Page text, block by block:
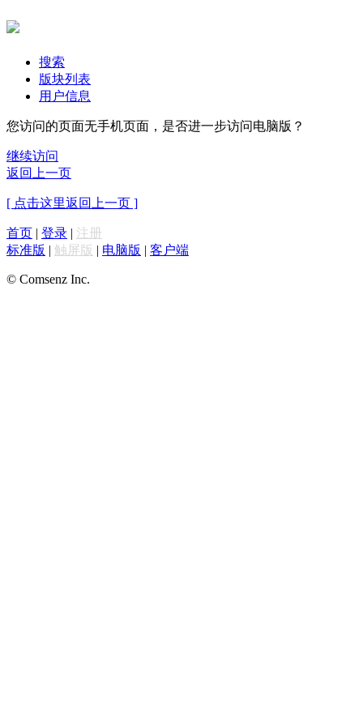
搜索
版块列表
用户信息
您访问的页面无手机页面，是否进一步访问电脑版？
继续访问
返回上一页
[ 点击这里返回上一页 ]
首页 | 登录 | 注册
标准版 | 触屏版 | 电脑版 | 客户端
© Comsenz Inc.